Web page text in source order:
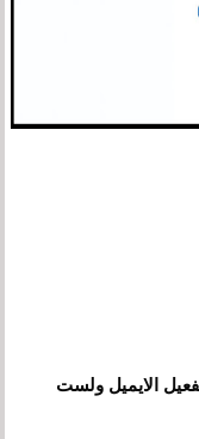
الايميل ولست